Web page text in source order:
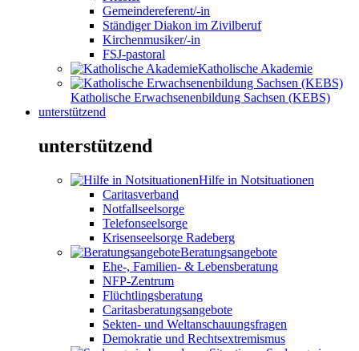
Gemeindereferent/-in
Ständiger Diakon im Zivilberuf
Kirchenmusiker/-in
FSJ-pastoral
Katholische Akademie
Katholische Erwachsenenbildung Sachsen (KEBS)
unterstützend
unterstützend
Hilfe in Notsituationen
Caritasverband
Notfallseelsorge
Telefonseelsorge
Krisenseelsorge Radeberg
Beratungsangebote
Ehe-, Familien- & Lebensberatung
NFP-Zentrum
Flüchtlingsberatung
Caritasberatungsangebote
Sekten- und Weltanschauungsfragen
Demokratie und Rechtsextremismus